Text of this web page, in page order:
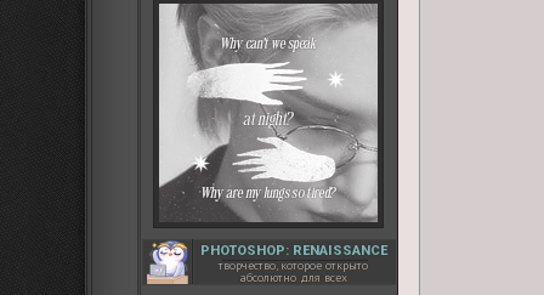
PHOTOSHOP: RENAISSANCE
творчество, которое открыто
абсолютно для всех